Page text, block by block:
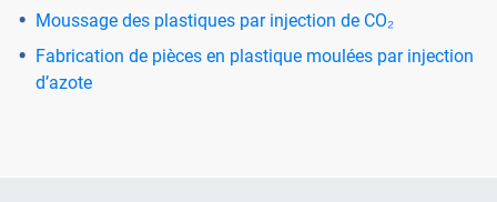
Moussage des plastiques par injection de CO₂
Fabrication de pièces en plastique moulées par injection
d’azote